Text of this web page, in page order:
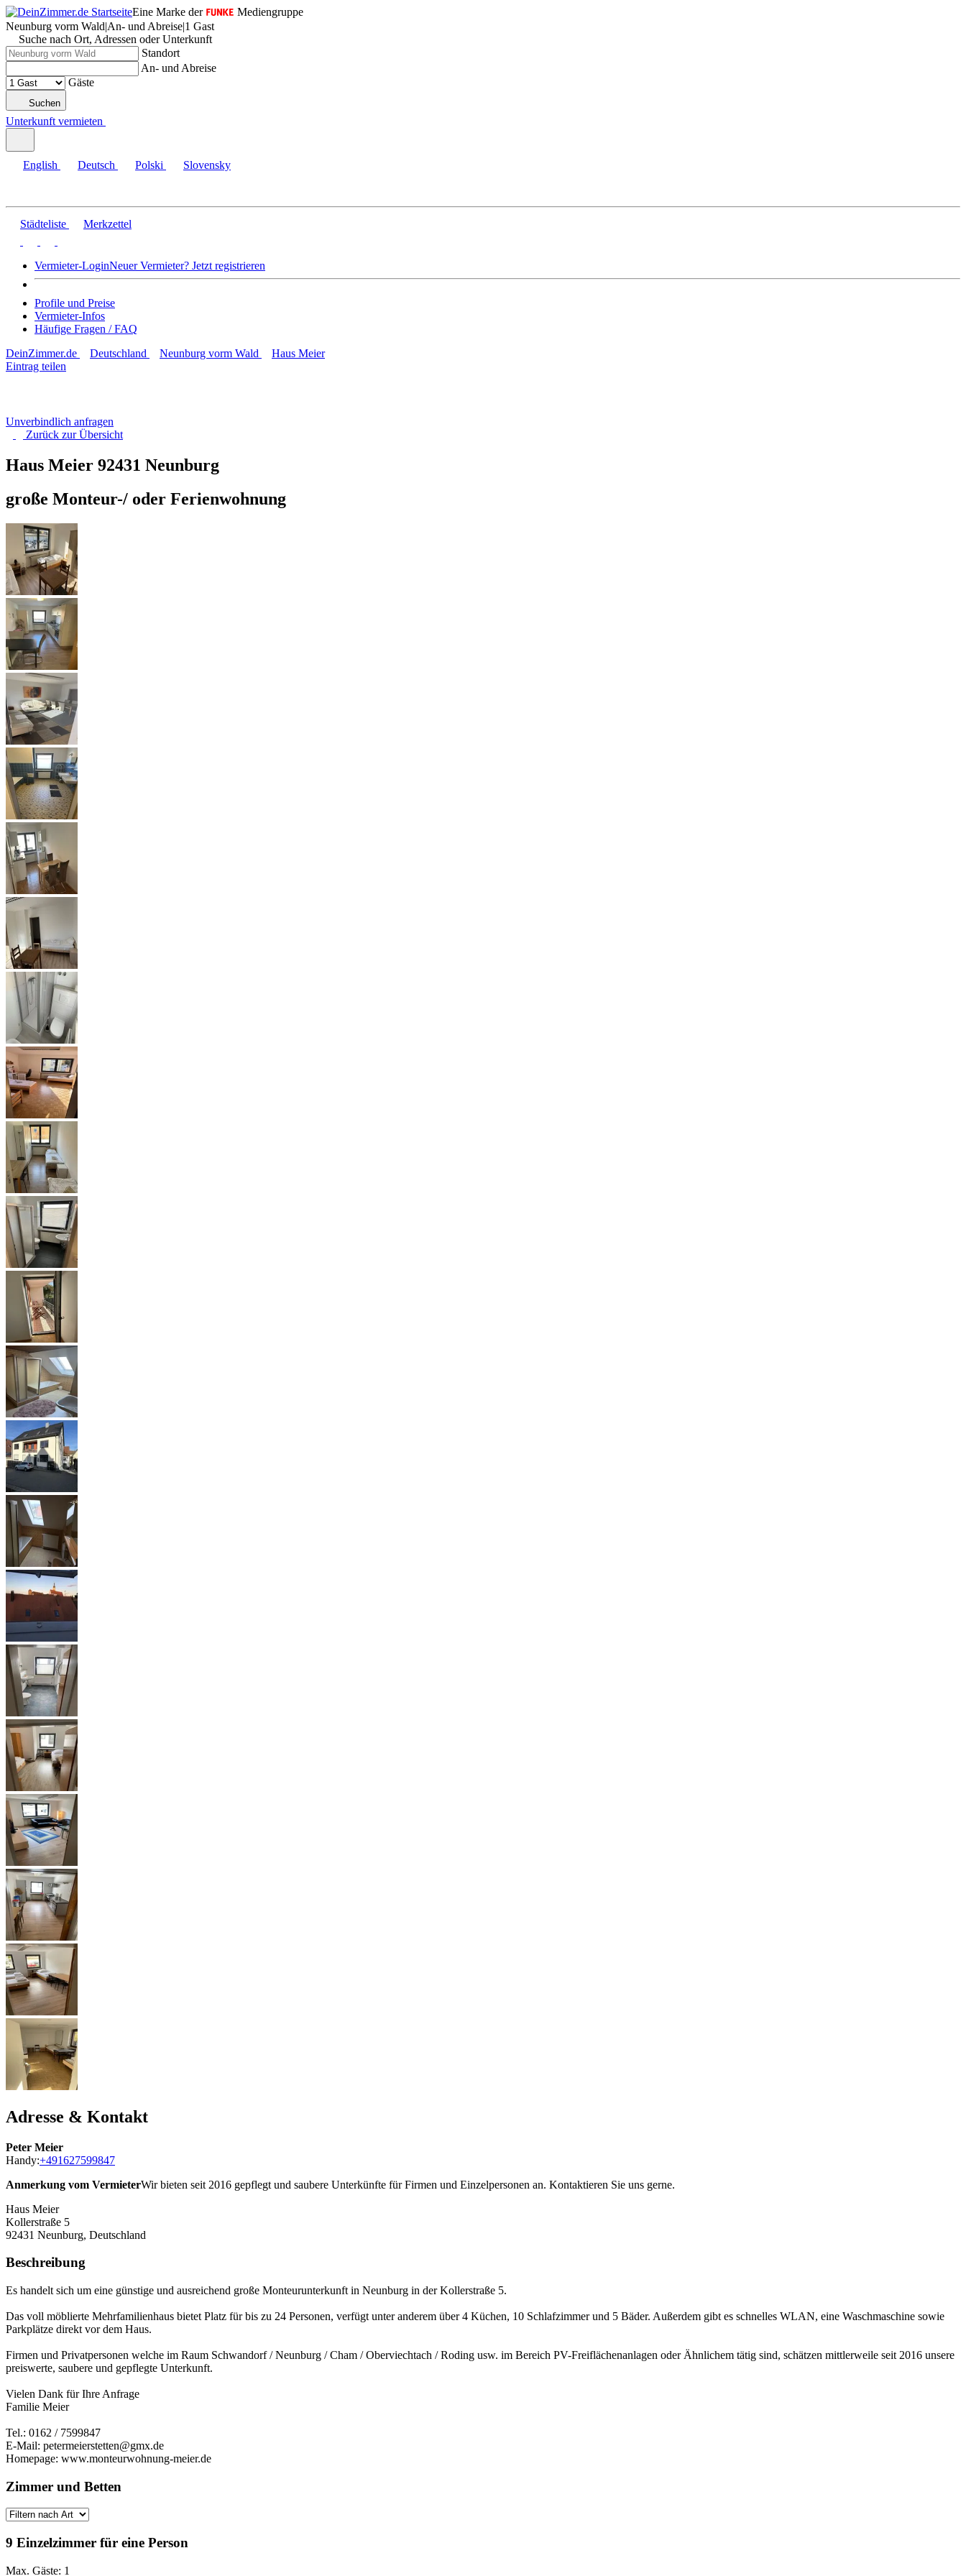
Eine Marke der
Mediengruppe
Neunburg vorm Wald|An- und Abreise|1 Gast
Suche nach Ort, Adressen oder Unterkunft
Standort
An- und Abreise
Gäste
Suchen
Unterkunft vermieten
English Deutsch Polski Slovensky
Städteliste Merkzettel
Vermieter-LoginNeuer Vermieter? Jetzt registrieren
Profile und Preise
Vermieter-Infos
Häufige Fragen / FAQ
DeinZimmer.de
Deutschland Neunburg vorm Wald
Haus Meier
Eintrag teilen
Unverbindlich anfragen
Zurück zurÜbersicht
Haus Meier 92431 Neunburg
große Monteur-/ oder Ferienwohnung
Adresse & Kontakt
Peter Meier
Handy:+491627599847
Anmerkung vom VermieterWir bieten seit 2016 gepflegt und saubere Unterkünfte für Firmen und Einzelpersonen an. Kontaktieren Sie uns gerne.
Haus Meier
Kollerstraße 5
92431 Neunburg, Deutschland
Beschreibung
Es handelt sich um eine günstige und ausreichend große Monteurunterkunft in Neunburg in der Kollerstraße 5.
Das voll möblierte Mehrfamilienhaus bietet Platz für bis zu 24 Personen, verfügt unter anderem über 4 Küchen, 10 Schlafzimmer und 5 Bäder. Außerdem gibt es schnelles WLAN, eine Waschmaschine sowie
Parkplätze direkt vor dem Haus.
Firmen und Privatpersonen welche im Raum Schwandorf / Neunburg / Cham / Oberviechtach / Roding usw. im Bereich PV-Freiflächenanlagen oder Ähnlichem tätig sind, schätzen mittlerweile seit 2016 unsere
preiswerte, saubere und gepflegte Unterkunft.
Vielen Dank für Ihre Anfrage
Familie Meier
Tel.: 0162 / 7599847
E-Mail: petermeierstetten@gmx.de
Homepage: www.monteurwohnung-meier.de
Zimmer und Betten
9 Einzelzimmer für eine Person
Max. Gäste: 1